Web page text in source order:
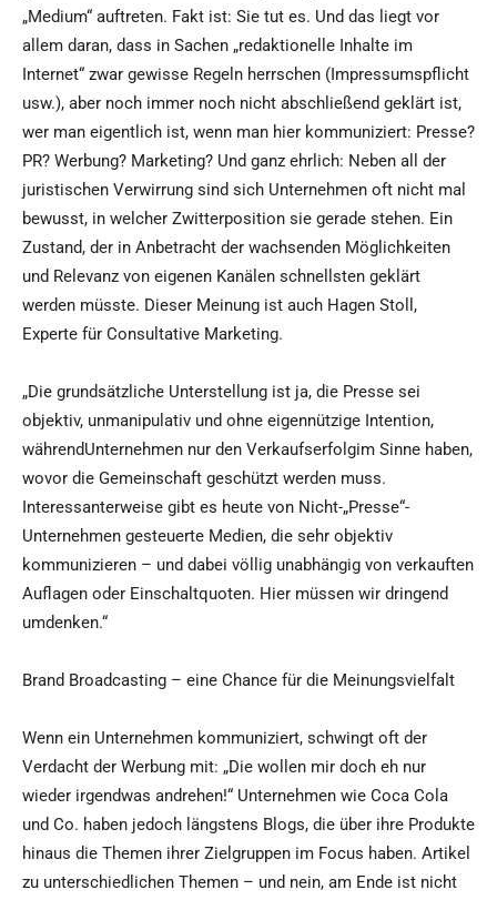
„Medium“ auftreten. Fakt ist: Sie tut es. Und das liegt vor
allem daran, dass in Sachen „redaktionelle Inhalte im
Internet“ zwar gewisse Regeln herrschen (Impressumspflicht
usw.), aber noch immer noch nicht abschließend geklärt ist,
wer man eigentlich ist, wenn man hier kommuniziert: Presse?
PR? Werbung? Marketing? Und ganz ehrlich: Neben all der
juristischen Verwirrung sind sich Unternehmen oft nicht mal
bewusst, in welcher Zwitterposition sie gerade stehen. Ein
Zustand, der in Anbetracht der wachsenden Möglichkeiten
und Relevanz von eigenen Kanälen schnellsten geklärt
werden müsste. Dieser Meinung ist auch Hagen Stoll,
Experte für Consultative Marketing.
„Die grundsätzliche Unterstellung ist ja, die Presse sei
objektiv, unmanipulativ und ohne eigennützige Intention,
währendUnternehmen nur den Verkaufserfolgim Sinne haben,
wovor die Gemeinschaft geschützt werden muss.
Interessanterweise gibt es heute von Nicht-„Presse“-
Unternehmen gesteuerte Medien, die sehr objektiv
kommunizieren – und dabei völlig unabhängig von verkauften
Auflagen oder Einschaltquoten. Hier müssen wir dringend
umdenken.“
Brand Broadcasting – eine Chance für die Meinungsvielfalt
Wenn ein Unternehmen kommuniziert, schwingt oft der
Verdacht der Werbung mit: „Die wollen mir doch eh nur
wieder irgendwas andrehen!“ Unternehmen wie Coca Cola
und Co. haben jedoch längstens Blogs, die über ihre Produkte
hinaus die Themen ihrer Zielgruppen im Focus haben. Artikel
zu unterschiedlichen Themen – und nein, am Ende ist nicht